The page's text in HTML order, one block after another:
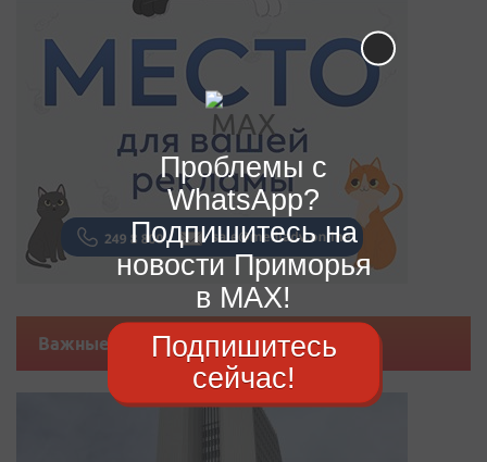
Важные новости
Проблемы с
WhatsApp?
Подпишитесь на
новости Приморья
в MAX!
Подпишитесь
сейчас!